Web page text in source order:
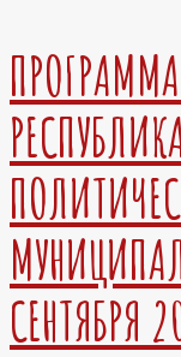
СЕНТЯБРЯ